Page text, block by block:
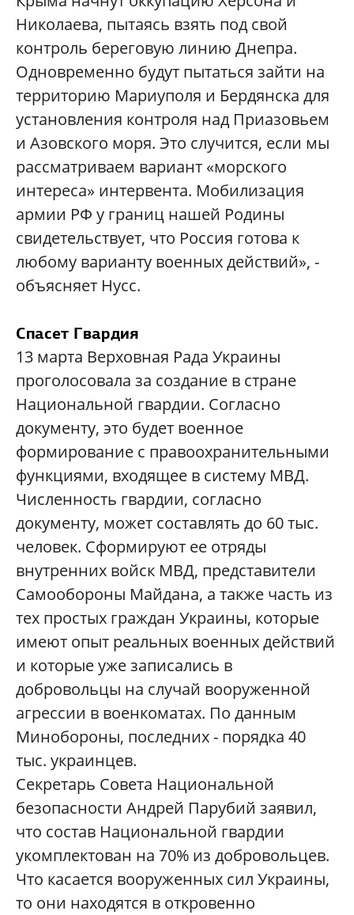
Николаева, пытаясь взять под свой
контроль береговую линию Днепра.
Одновременно будут пытаться зайти на
территорию Мариуполя и Бердянска для
установления контроля над Приазовьем
и Азовского моря. Это случится, если мы
рассматриваем вариант «морского
интереса» интервента. Мобилизация
армии РФ у границ нашей Родины
свидетельствует, что Россия готова к
любому варианту военных действий», -
объясняет Нусс.
Спасет Гвардия
13 марта Верховная Рада Украины
проголосовала за создание в стране
Национальной гвардии. Согласно
документу, это будет военное
формирование с правоохранительными
функциями, входящее в систему МВД.
Численность гвардии, согласно
документу, может составлять до 60 тыс.
человек. Сформируют ее отряды
внутренних войск МВД, представители
Самообороны Майдана, а также часть из
тех простых граждан Украины, которые
имеют опыт реальных военных действий
и которые уже записались в
добровольцы на случай вооруженной
агрессии в военкоматах. По данным
Минобороны, последних - порядка 40
тыс. украинцев.
Секретарь Совета Национальной
безопасности Андрей Парубий заявил,
что состав Национальной гвардии
укомплектован на 70% из добровольцев.
Что касается вооруженных сил Украины,
то они находятся в откровенно